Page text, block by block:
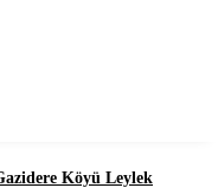
Köyü Leylek